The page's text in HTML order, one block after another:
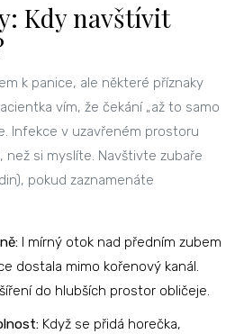
Kdy navštívit
k panice, ale některé příznaky
vím, že čekání „až to samo
Infekce v uzavřeném prostoru
než si myslíte. Navštivte zubaře
pokud zaznamenáte
I mírný otok nad předním zubem
dostala mimo kořenový kanál.
do hlubších prostor obličeje.
Když se přidá horečka,